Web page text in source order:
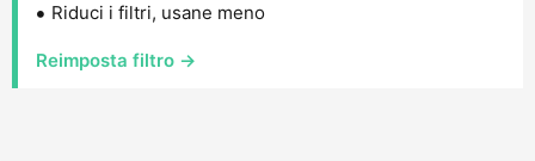
Riduci i filtri, usane meno
Reimposta filtro →